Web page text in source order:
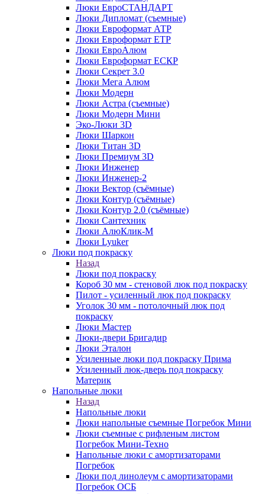
Люки ЕвроСТАНДАРТ
Люки Дипломат (съемные)
Люки Евроформат АТР
Люки Евроформат ЕТР
Люки ЕвроАлюм
Люки Евроформат ЕСКР
Люки Секрет 3.0
Люки Мега Алюм
Люки Модерн
Люки Астра (съемные)
Люки Модерн Мини
Эко-Люки 3D
Люки Шаркон
Люки Титан 3D
Люки Премиум 3D
Люки Инженер
Люки Инженер-2
Люки Вектор (съёмные)
Люки Контур (съёмные)
Люки Контур 2.0 (съёмные)
Люки Сантехник
Люки АлюКлик-М
Люки Lyuker
Люки под покраску
Назад
Люки под покраску
Короб 30 мм - стеновой люк под покраску
Пилот - усиленный люк под покраску
Уголок 30 мм - потолочный люк под
покраску
Люки Мастер
Люки-двери Бригадир
Люки Эталон
Усиленные люки под покраску Прима
Усиленный люк-дверь под покраску
Материк
Напольные люки
Назад
Напольные люки
Люки напольные съемные Погребок Мини
Люки съемные с рифленым листом
Погребок Мини-Техно
Напольные люки с амортизаторами
Погребок
Люки под линолеум с амортизаторами
Погребок ОСБ